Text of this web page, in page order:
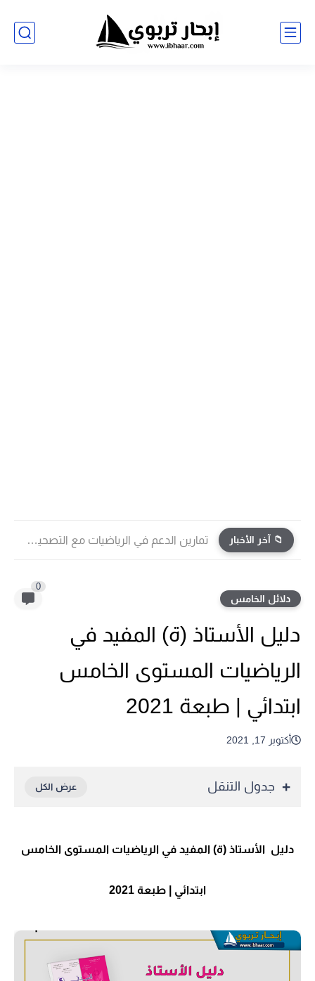
📁 آخر الأخبار تمارين الدعم في الرياضيات مع التصحيح | جميع الوحدات...
دلائل الخامس
0
دليل الأستاذ (ة) المفيد في
الرياضيات المستوى الخامس
ابتدائي | طبعة 2021
أكتوبر 17, 2021
جدول التنقل
دليل الأستاذ (ة) المفيد في الرياضيات المستوى الخامس
ابتدائي | طبعة 2021